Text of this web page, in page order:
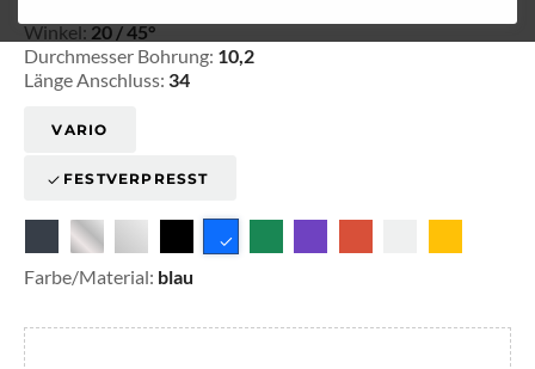
Winkel: 20 / 45°
Durchmesser Bohrung: 10,2
Länge Anschluss: 34
VARIO
FESTVERPRESST
Farbe/Material: blau